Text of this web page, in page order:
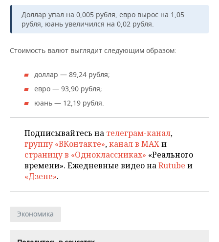
ВОЛЕЙБОЛ
ВОДНЫЕ ВИДЫ СПОРТА
ИСТОРИЯ
ОБРАЗОВАНИЕ
СПИСОК ПЕРСОН
ПОЛНАЯ ВЕРСИЯ
Доллар упал на 0,005 рубля, евро вырос на 1,05
рубля, юань увеличился на 0,02 рубля.
Стоимость валют выглядит следующим образом:
доллар — 89,24 рубля;
евро — 93,90 рубля;
юань — 12,19 рубля.
Подписывайтесь на телеграм-канал,
группу «ВКонтакте»,канал в MAXи
страницу в «Одноклассниках» «Реального
времени». Ежедневные видео наRutube и
«Дзене».
Экономика